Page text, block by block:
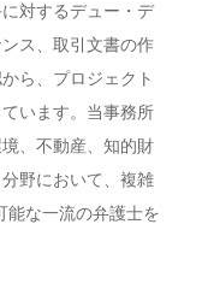
対するデュー・デ
ス、取引文書の作
ら、プロジェクト
います。当事務所
、不動産、知的財
野において、複雑
能な一流の弁護士を